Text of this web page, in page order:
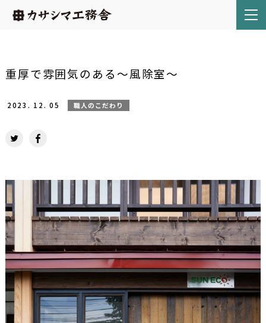
重厚で雰囲気のある～風除室～
2023. 12. 05 職人のこだわり